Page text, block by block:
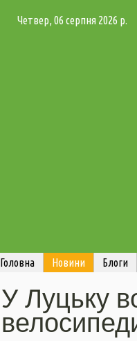
Четвер, 06 серпня 2026 р.
Головна Новини Блоги
У Луцьку